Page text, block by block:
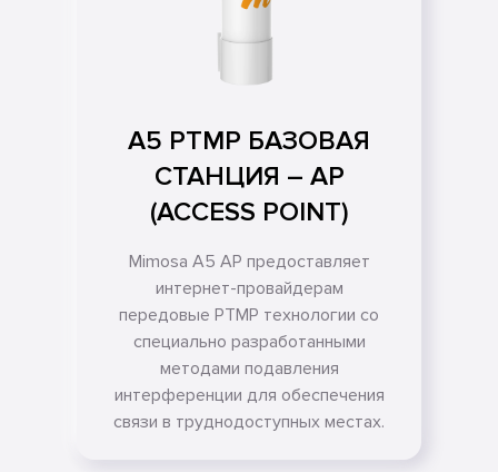
A5 PTMP БАЗОВАЯ
СТАНЦИЯ – AP
(ACCESS POINT)
Mimosa A5 AP предоставляет
интернет-провайдерам
передовые PTMP технологии со
специально разработанными
методами подавления
интерференции для обеспечения
связи в труднодоступных местах.